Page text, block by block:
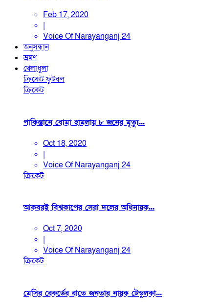
Feb 17, 2020
|
Voice Of Narayanganj 24
অনুসন্ধান
ভ্রমণ
খেলাধুলা
ক্রিকেটফুটবল
ক্রিকেট
পাকিস্তানে বোমা হামলায় ৮ জনের মৃত্যু...
Oct 18, 2020
|
Voice Of Narayanganj 24
ক্রিকেট
আকবরই বিশ্বকাপের সেরা দলের অধিনায়ক...
Oct 7, 2020
|
Voice Of Narayanganj 24
ক্রিকেট
মেসির রেকর্ডের রাতে জনতার নায়ক টেন্ডুলকা...